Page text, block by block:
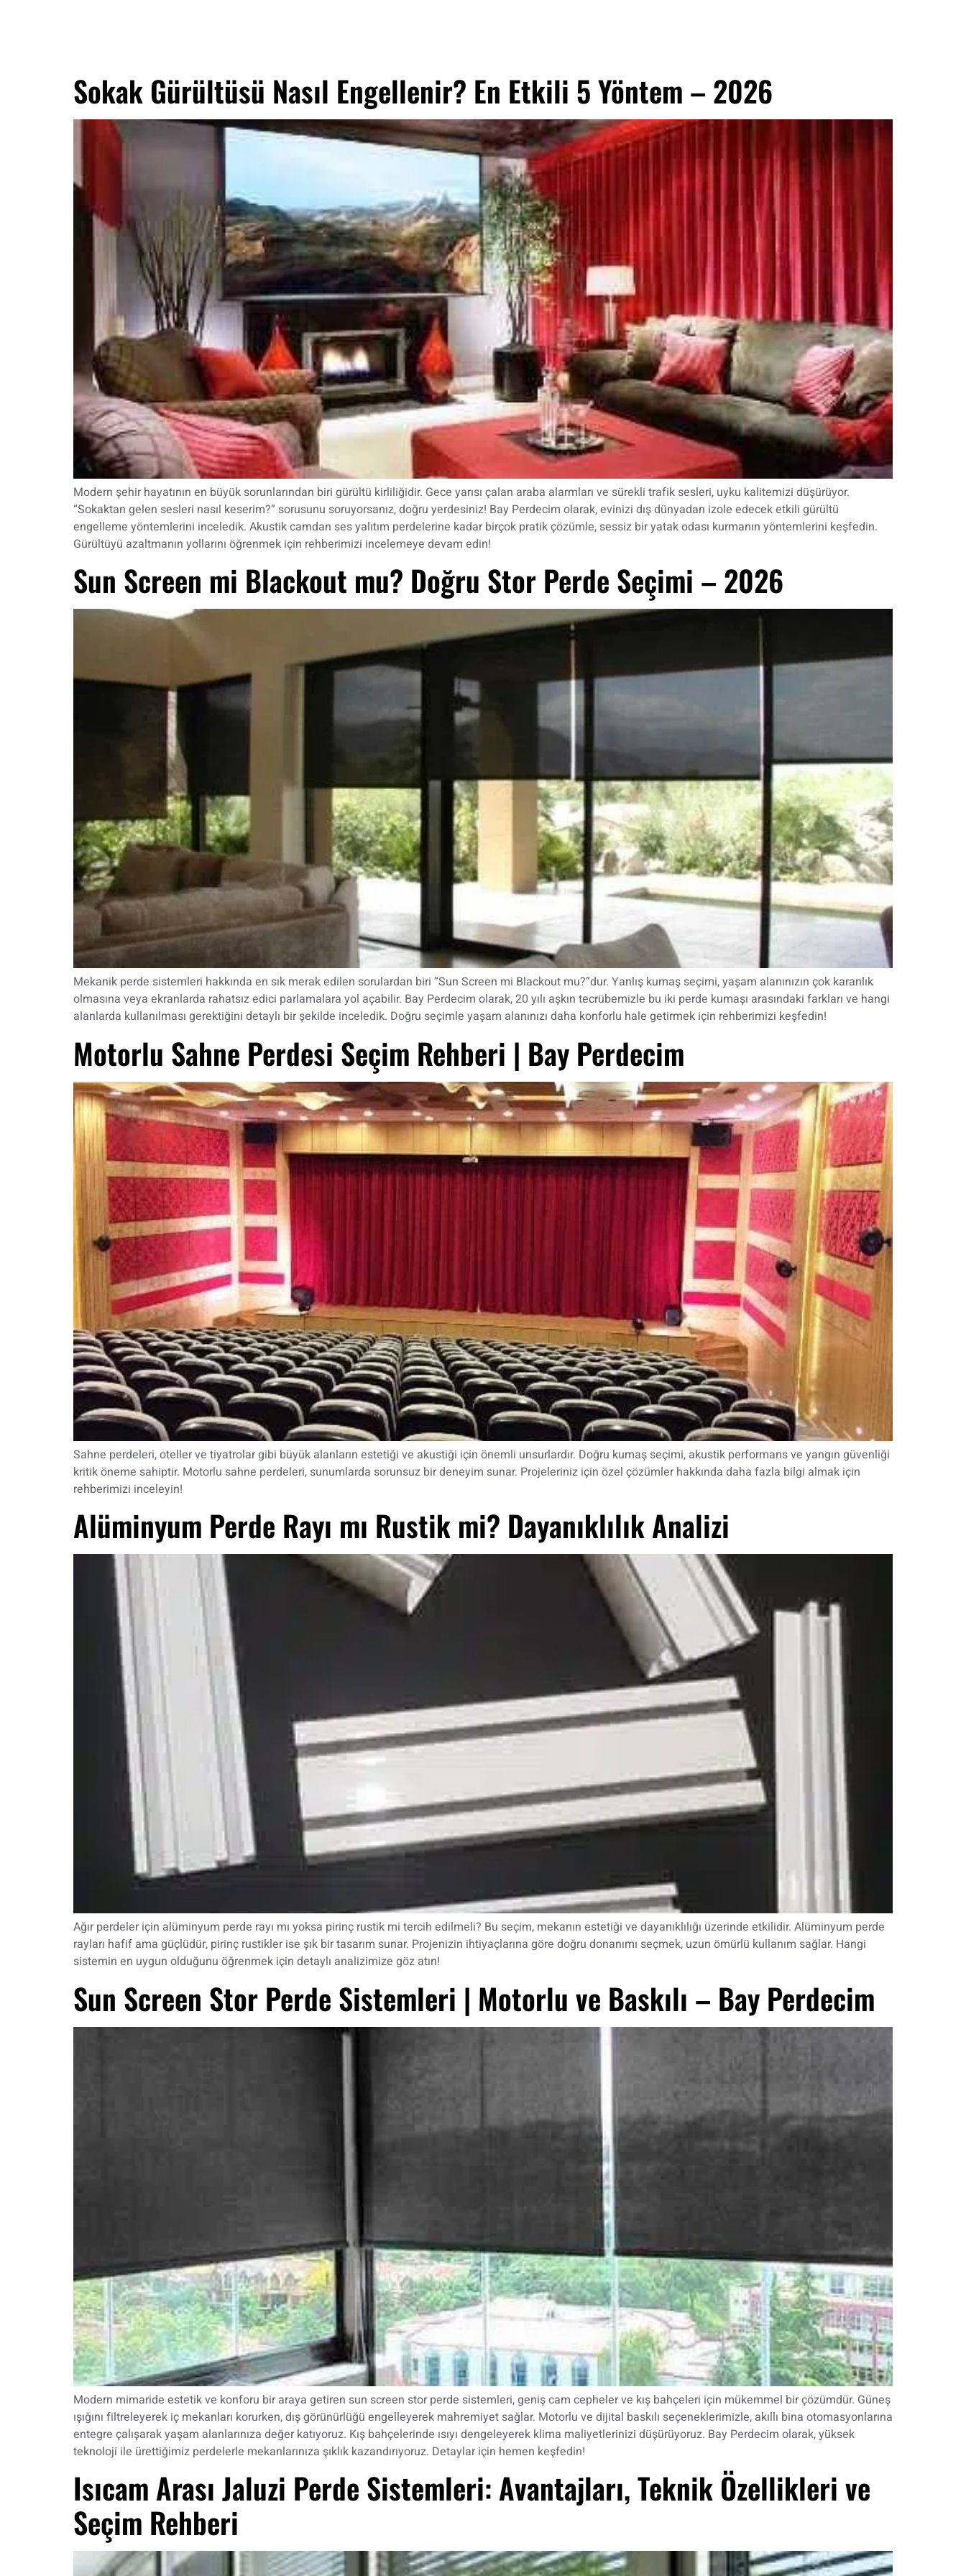
Sokak Gürültüsü Nasıl Engellenir? En Etkili 5 Yöntem – 2026
Modern şehir hayatının en büyük sorunlarından biri gürültü kirliliğidir. Gece yarısı çalan araba alarmları ve sürekli trafik sesleri, uyku kalitemizi düşürüyor.
“Sokaktan gelen sesleri nasıl keserim?” sorusunu soruyorsanız, doğru yerdesiniz! Bay Perdecim olarak, evinizi dış dünyadan izole edecek etkili gürültü
engelleme yöntemlerini inceledik. Akustik camdan ses yalıtım perdelerine kadar birçok pratik çözümle, sessiz bir yatak odası kurmanın yöntemlerini keşfedin.
Gürültüyü azaltmanın yollarını öğrenmek için rehberimizi incelemeye devam edin!
Sun Screen mi Blackout mu? Doğru Stor Perde Seçimi – 2026
Mekanik perde sistemleri hakkında en sık merak edilen sorulardan biri “Sun Screen mi Blackout mu?”dur. Yanlış kumaş seçimi, yaşam alanınızın çok karanlık
olmasına veya ekranlarda rahatsız edici parlamalara yol açabilir. Bay Perdecim olarak, 20 yılı aşkın tecrübemizle bu iki perde kumaşı arasındaki farkları ve hangi
alanlarda kullanılması gerektiğini detaylı bir şekilde inceledik. Doğru seçimle yaşam alanınızı daha konforlu hale getirmek için rehberimizi keşfedin!
Motorlu Sahne Perdesi Seçim Rehberi | Bay Perdecim
Sahne perdeleri, oteller ve tiyatrolar gibi büyük alanların estetiği ve akustiği için önemli unsurlardır. Doğru kumaş seçimi, akustik performans ve yangın güvenliği
kritik öneme sahiptir. Motorlu sahne perdeleri, sunumlarda sorunsuz bir deneyim sunar. Projeleriniz için özel çözümler hakkında daha fazla bilgi almak için
rehberimizi inceleyin!
Alüminyum Perde Rayı mı Rustik mi? Dayanıklılık Analizi
Ağır perdeler için alüminyum perde rayı mı yoksa pirinç rustik mi tercih edilmeli? Bu seçim, mekanın estetiği ve dayanıklılığı üzerinde etkilidir. Alüminyum perde
rayları hafif ama güçlüdür, pirinç rustikler ise şık bir tasarım sunar. Projenizin ihtiyaçlarına göre doğru donanımı seçmek, uzun ömürlü kullanım sağlar. Hangi
sistemin en uygun olduğunu öğrenmek için detaylı analizimize göz atın!
Sun Screen Stor Perde Sistemleri | Motorlu ve Baskılı – Bay Perdecim
Modern mimaride estetik ve konforu bir araya getiren sun screen stor perde sistemleri, geniş cam cepheler ve kış bahçeleri için mükemmel bir çözümdür. Güneş
ışığını filtreleyerek iç mekanları korurken, dış görünürlüğü engelleyerek mahremiyet sağlar. Motorlu ve dijital baskılı seçeneklerimizle, akıllı bina otomasyonlarına
entegre çalışarak yaşam alanlarınıza değer katıyoruz. Kış bahçelerinde ısıyı dengeleyerek klima maliyetlerinizi düşürüyoruz. Bay Perdecim olarak, yüksek
teknoloji ile ürettiğimiz perdelerle mekanlarınıza şıklık kazandırıyoruz. Detaylar için hemen keşfedin!
Isıcam Arası Jaluzi Perde Sistemleri: Avantajları, Teknik Özellikleri ve
Seçim Rehberi